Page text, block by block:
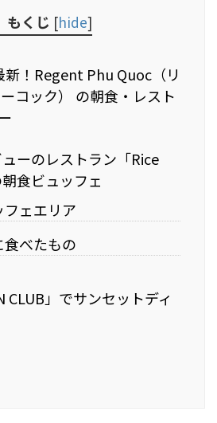
もくじ [hide]
新！Regent Phu Quoc（リ
コック） の朝食・レスト
ーのレストラン「Rice
食ビュッフェ
フェエリア
食べたもの
CLUB」でサンセットディ